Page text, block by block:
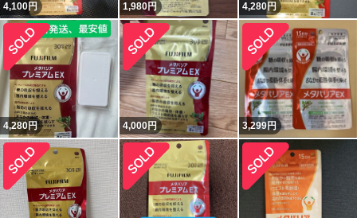
4,100円 1,980円 4,280円
4,280円 4,000円 3,299円